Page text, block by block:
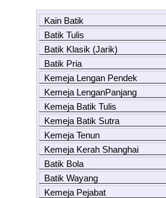
Kain Batik
Batik Tulis
Batik Klasik (Jarik)
Batik Pria
Kemeja Lengan Pendek
Kemeja LenganPanjang
Kemeja Batik Tulis
Kemeja Batik Sutra
Kemeja Tenun
Kemeja Kerah Shanghai
Batik Bola
Batik Wayang
Kemeja Pejabat